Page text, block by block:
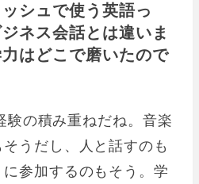
シュで使う英語っ
ネス会話とは違いま
はどこで磨いたので
験の積み重ねだね。音楽
うだし、人と話すのも
参加するのもそう。学